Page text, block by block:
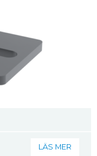
LÄS MER